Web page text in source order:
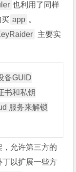
也利用了同样
买 app 。
主要实
备GUID
书和私钥
服务来解锁
，允许第三方的
以扩展一些方